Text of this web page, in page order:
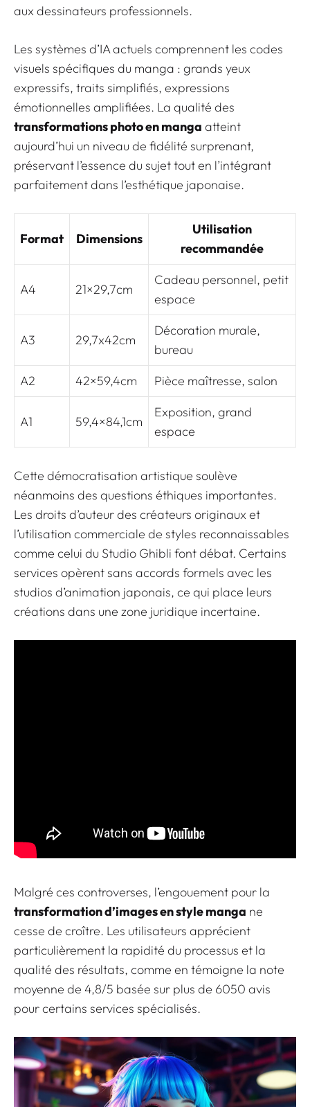
aux dessinateurs professionnels.
Les systèmes d’IA actuels comprennent les codes
visuels spécifiques du manga : grands yeux
expressifs, traits simplifiés, expressions
émotionnelles amplifiées. La qualité des
transformations photo en manga atteint
aujourd’hui un niveau de fidélité surprenant,
préservant l’essence du sujet tout en l’intégrant
parfaitement dans l’esthétique japonaise.
Format Dimensions
Utilisation
recommandée
A4 21×29,7cm
Cadeau personnel, petit
espace
A3 29,7x42cm
Décoration murale,
bureau
A2
42×59,4cm Pièce maîtresse, salon
A1 59,4×84,1cm
Exposition, grand
espace
Cette démocratisation artistique soulève
néanmoins des questions éthiques importantes.
Les droits d’auteur des créateurs originauxet
l’utilisation commerciale de styles reconnaissables
comme celui du Studio Ghibli font débat. Certains
services opèrent sans accords formels avec les
studios d’animation japonais, ce qui place leurs
créations dans une zone juridique incertaine.
Malgré ces controverses, l’engouement pour la
transformation d’images en style manga ne
cesse de croître. Les utilisateurs apprécient
particulièrement la rapidité du processus et la
qualité des résultats, comme en témoigne la note
moyenne de 4,8/5 basée sur plus de 6050 avis
pour certains services spécialisés.